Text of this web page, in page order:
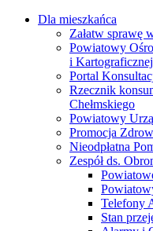
Dla mieszkańca
Załatw sprawę
Powiatowy
i
Portal
Rzecznik
Chełmskiego
Powiatowy
Promocja
Nieodpłatna
Zespół ds.
Telefony
Stan